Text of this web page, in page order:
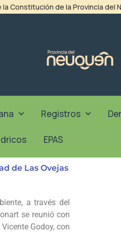
Constitución de la Provincia del
Registros
EPAS
de Las Ovejas
a través del
se reunió con
Godoy, con